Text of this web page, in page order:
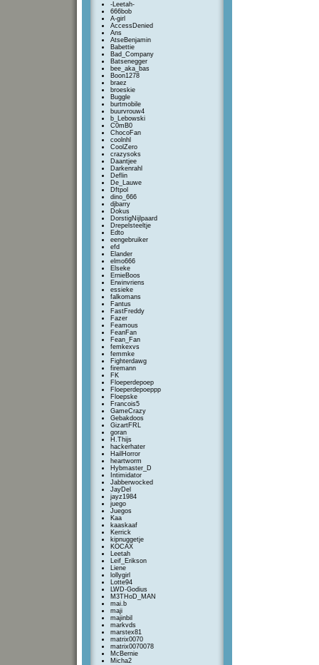
-Leetah-
666bob
A-girl
AccessDenied
Ans
AtseBenjamin
Babettie
Bad_Company
Batsenegger
bee_aka_bas
Boon1278
braez
broeskie
Buggle
burtmobile
buurvrouw4
b_Lebowski
C0mB0
ChocoFan
coolnhl
CoolZero
crazysoks
Daantjee
Darkenrahl
Deflin
De_Lauwe
Dftpol
dino_666
djbarry
Dokus
DorstigNijlpaard
Drepelsteeltje
Edto
eengebruiker
efd
Elander
elmo666
Elseke
ErnieBoos
Erwinvriens
essieke
falkomans
Fantus
FastFreddy
Fazer
Feamous
FeanFan
Fean_Fan
femkexvs
femmke
Fighterdawg
firemann
FK
Floeperdepoep
Floeperdepoeppp
Floepske
Francois5
GameCrazy
Gebakdoos
GizartFRL
goran
H.Thijs
hackerhater
HailHorror
heartworm
Hybmaster_D
Intimidator
Jabberwocked
JayDel
jayz1984
juego
Juegos
Kaa
kaaskaaf
Kerrick
kipnuggetje
KOCAX
Leetah
Leif_Erikson
Liene
lollygirl
Lotte94
LWD-Godius
M3THoD_MAN
mai.b
maji
majinbil
markvds
marstex81
matrix0070
matrix0070078
McBernie
Micha2